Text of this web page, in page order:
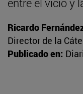
Ricardo
Director de la
Publicado en: